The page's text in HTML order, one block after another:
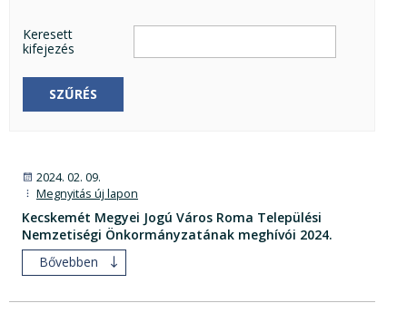
Keresett
kifejezés
SZŰRÉS
2024. 02. 09.
Megnyitás új lapon
Kecskemét Megyei Jogú Város Roma Települési
Nemzetiségi Önkormányzatának meghívói 2024.
Bővebben